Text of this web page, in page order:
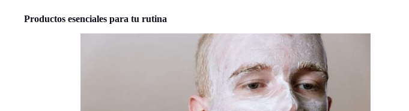
Productos esenciales para tu rutina